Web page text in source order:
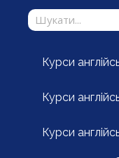
Курси
Курси
Курси